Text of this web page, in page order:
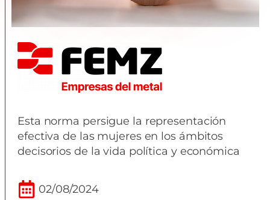
Esta norma persigue la representación
efectiva de las mujeres en los ámbitos
decisorios de la vida política y económica
02/08/2024